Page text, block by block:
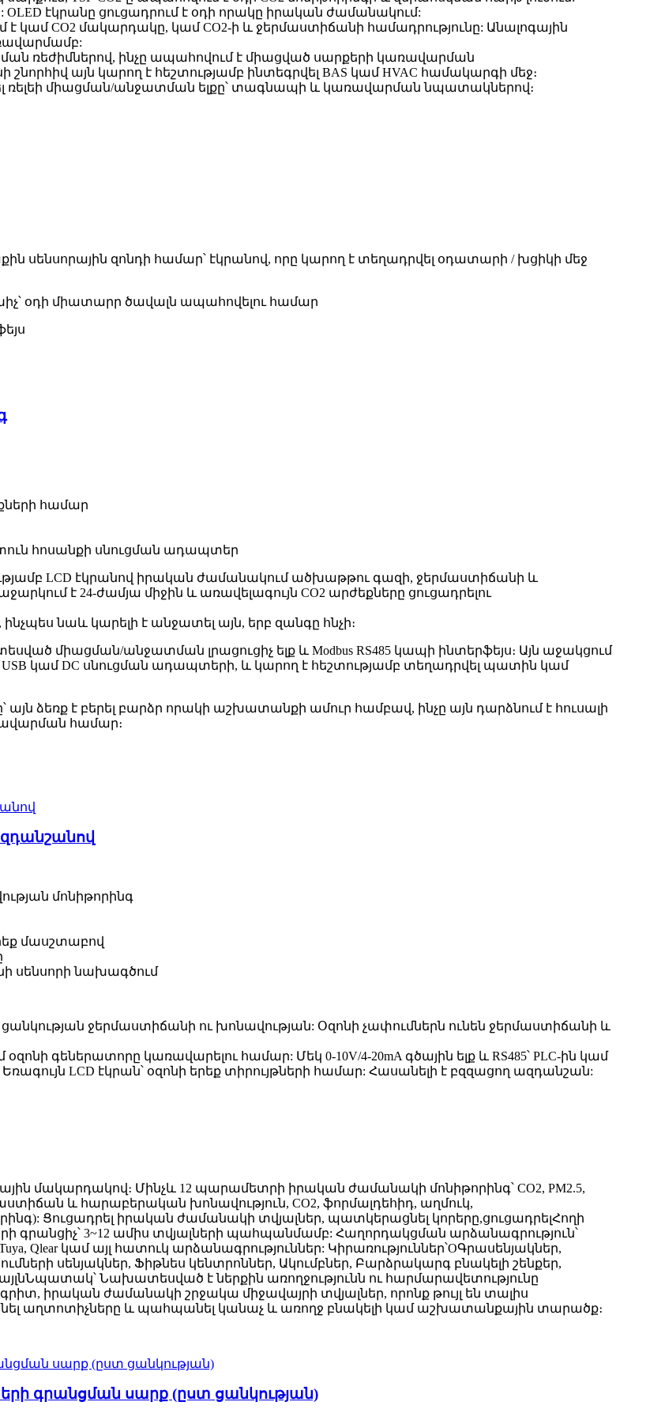
էկրանը ցուցադրում է օդի որակը իրական ժամանակում:
է կամ CO2 մակարդակը, կամ CO2-ի և ջերմաստիճանի համադրությունը: Անալոգային
ռեժիմներով, ինչը ապահովում է միացված սարքերի կառավարման
շնորհիվ այն կարող է հեշտությամբ ինտեգրվել BAS կամ HVAC համակարգի մեջ։
ռելեի միացման/անջատման ելքը՝ տագնապի և կառավարման նպատակներով։
սենսորային զոնդի համար՝ էկրանով, որը կարող է տեղադրվել օդատարի / խցիկի մեջ
օդի միատարր ծավալն ապահովելու համար
համար
հոսանքի սնուցման ադապտեր
LCD էկրանով իրական ժամանակում ածխաթթու գազի, ջերմաստիճանի և
է 24-ժամյա միջին և առավելագույն CO2 արժեքները ցուցադրելու
նաև կարելի է անջատել այն, երբ զանգը հնչի։
միացման/անջատման լրացուցիչ ելք և Modbus RS485 կապի ինտերֆեյս։ Այն աջակցում
և USB կամ DC սնուցման ադապտերի, և կարող է հեշտությամբ տեղադրվել պատին կամ
ձեռք է բերել բարձր որակի աշխատանքի ամուր համբավ, ինչը այն դարձնում է հուսալի
համար։
մոնիթորինգ
մասշտաբով
սենսորի նախագծում
ջերմաստիճանի ու խոնավության: Օզոնի չափումներն ունեն ջերմաստիճանի և
գեներատորը կառավարելու համար: Մեկ 0-10V/4-20mA գծային ելք և RS485՝ PLC-ին կամ
LCD էկրան՝ օզոնի երեք տիրույթների համար: Հասանելի է բզզացող ազդանշան:
մակարդակով։ Մինչև 12 պարամետրի իրական ժամանակի մոնիթորինգ՝ CO2, PM2.5,
և հարաբերական խոնավություն, CO2, ֆորմալդեհիդ, աղմուկ,
Ցուցադրել իրական ժամանակի տվյալներ, պատկերացնել կորերը,ցուցադրելՀողի
գրանցիչ՝ 3~12 ամիս տվյալների պահպանմամբ: Հաղորդակցման արձանագրություն՝
IP, Tuya, Qlear կամ այլ հատուկ արձանագրություններ: Կիրառություններ՝OԳրասենյակներ,
սենյակներ, Ֆիթնես կենտրոններ, Ակումբներ, Բարձրակարգ բնակելի շենքեր,
Նպատակ՝ Նախատեսված է ներքին առողջությունն ու հարմարավետությունը
իրական ժամանակի շրջակա միջավայրի տվյալներ, որոնք թույլ են տալիս
աղտոտիչները և պահպանել կանաչ և առողջ բնակելի կամ աշխատանքային տարածք։
գրանցման սարք (ըստ ցանկության)